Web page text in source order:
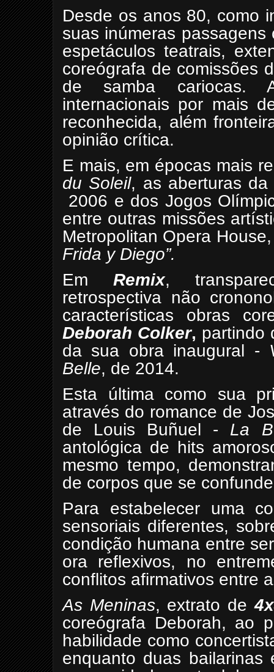
Desde os anos 80, como
suas inúmeras
espetáculos teatrais,
coreógrafa de comissões
de samba cariocas.
internacionais por mais
reconhecida, além
opinião crítica.
E mais, em épocas mais
du Soleil, as aberturas da
2006 e dos Jogos
entre outras missões
Metropolitan Opera
Frida y Diego”.
Em Remix,
retrospectiva não
características obras
Deborah Colker, partindo
da sua obra inaugural -
Belle, de 2014.
Esta última como sua
através do romance de
de Louis Buñuel - La
antológica de hits
mesmo tempo,
de corpos que se
Para estabelecer uma
sensoriais diferentes,
condição humana entre
ora reflexivos, no
conflitos afirmativos entre
As Meninas, extrato de
coreógrafa Deborah, ao
habilidade como
enquanto duas bailarinas